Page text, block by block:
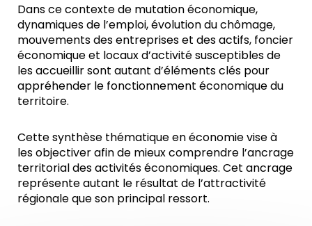
Dans ce contexte de mutation économique,
dynamiques de l’emploi, évolution du chômage,
mouvements des entreprises et des actifs, foncier
économique et locaux d’activité susceptibles de
les accueillir sont autant d’éléments clés pour
appréhender le fonctionnement économique du
territoire.
Cette synthèse thématique en économie vise à
les objectiver afin de mieux comprendre l’ancrage
territorial des activités économiques. Cet ancrage
représente autant le résultat de l’attractivité
régionale que son principal ressort.